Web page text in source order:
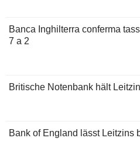
Banca Inghilterra conferma
7 a 2
Britische Notenbank hält
Bank of England lässt Leitzins